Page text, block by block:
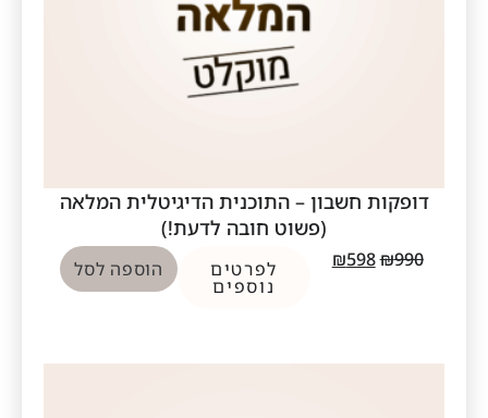
דופקות חשבון – התוכנית הדיגיטלית המלאה
(פשוט חובה לדעת!)
₪990
₪598 לפרטים
נוספים
הוספה לסל